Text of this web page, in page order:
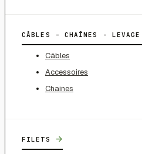
CÂBLES - CHAÎNES - LEVAGE
Câbles
Accessoires
Chaines
FILETS →